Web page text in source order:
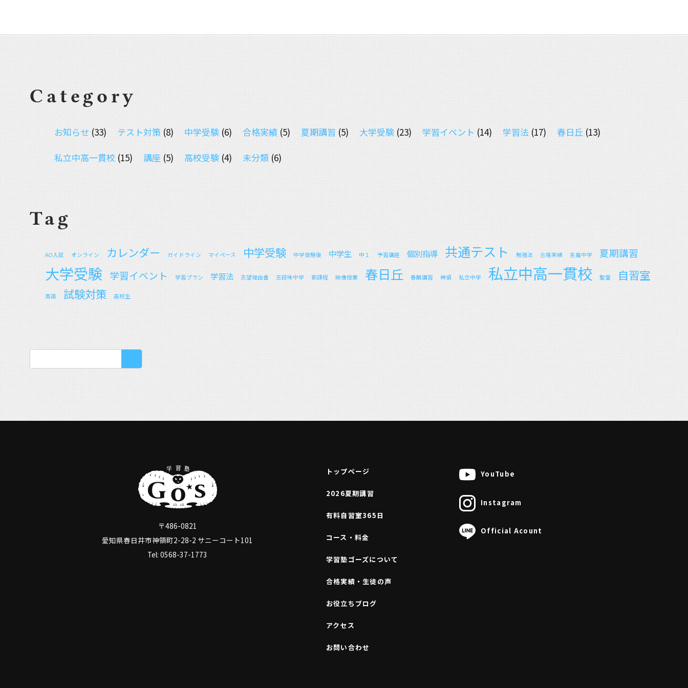
Category
お知らせ (33) テスト対策 (8) 中学受験 (6) 合格実績 (5) 夏期講習 (5) 大学受験 (23) 学習イベント(14) 学習法 (17) 春日丘 (13)
私立中高一貫校 (15) 講座(5) 高校受験 (4) 未分類 (6)
Tag
AO入試 オンライン カレンダー ガイドライン マイペース 中学受験 中学受験後 中学生 中１ 予習講座 個別指導 共通テスト 勉強法 合格実績 名電中学 夏期講習
大学受験 学習イベント 学習プラン 学習法 志望理由書 志段味中学 新課程 映像授業 春日丘 春期講習 神領 私立中学 私立中高一貫校 聖霊 自習室
英語 試験対策 高校生
トップページ
2026夏期講習
有料自習室365日
コース・料金
学習塾ゴーズについて
合格実績・生徒の声
お役立ちブログ
アクセス
お問い合わせ
〒486-0821
愛知県春日井市神領町2-28-2 サニーコート101
Tel: 0568-37-1773
YouTube
Instagram
Official Acount